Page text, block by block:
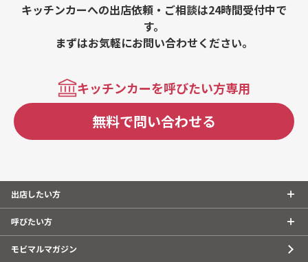
キッチンカーへの出店依頼・ご相談は24時間受付中で
す。
まずはお気軽にお問い合わせください。
キッチンカーを呼びたい方専用
無料で問い合わせる
出店したい方
呼びたい方
モビマルマガジン